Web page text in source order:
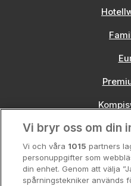
Hotellrum
Vi bryr oss om din
Vi och våra 1015 partners
personuppgifter som
din enhet. Genom att välja
spårningstekniker används